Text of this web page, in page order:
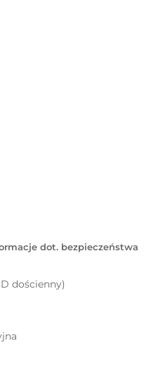
dot. bezpieczeństwa
dościenny)